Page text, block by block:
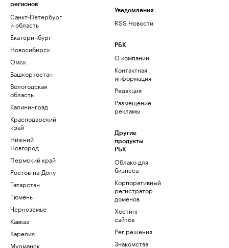
регионов
Санкт-Петербург
и область
Екатеринбург
Новосибирск
Омск
Башкортостан
Вологодская
область
Калининград
Краснодарский
край
Нижний
Новгород
Пермский край
Ростов-на-Дону
Татарстан
Тюмень
Черноземье
Кавказ
Карелия
Мурманск
Уведомления
RSS Новости
РБК
О компании
Контактная
информация
Редакция
Размещение
рекламы
Другие
продукты
РБК
Облако для
бизнеса
Корпоративный
регистратор
доменов
Хостинг
сайтов
Рег.решения
Знакомства